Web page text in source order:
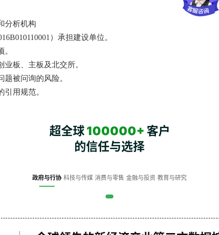
分析机构
）承担建设单位。
板、主板及北交所。
被问询的风险。
用规范。
超全球100000+ 客户
的信任与选择
政府与行协 科技与传媒 消费与零售 金融与投资 教育与研究